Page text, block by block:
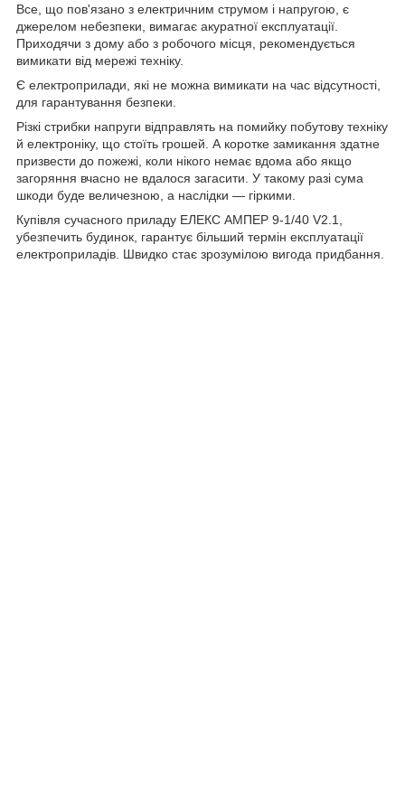
Все, що пов'язано з електричним струмом і напругою, є
джерелом небезпеки, вимагає акуратної експлуатації.
Приходячи з дому або з робочого місця, рекомендується
вимикати від мережі техніку.
Є електроприлади, які не можна вимикати на час відсутності,
для гарантування безпеки.
Різкі стрибки напруги відправлять на помийку побутову техніку
й електроніку, що стоїть грошей. А коротке замикання здатне
призвести до пожежі, коли нікого немає вдома або якщо
загоряння вчасно не вдалося загасити. У такому разі сума
шкоди буде величезною, а наслідки — гіркими.
Купівля сучасного приладу ЕЛЕКС АМПЕР 9-1/40 V2.1,
убезпечить будинок, гарантує більший термін експлуатації
електроприладів. Швидко стає зрозумілою вигода придбання.